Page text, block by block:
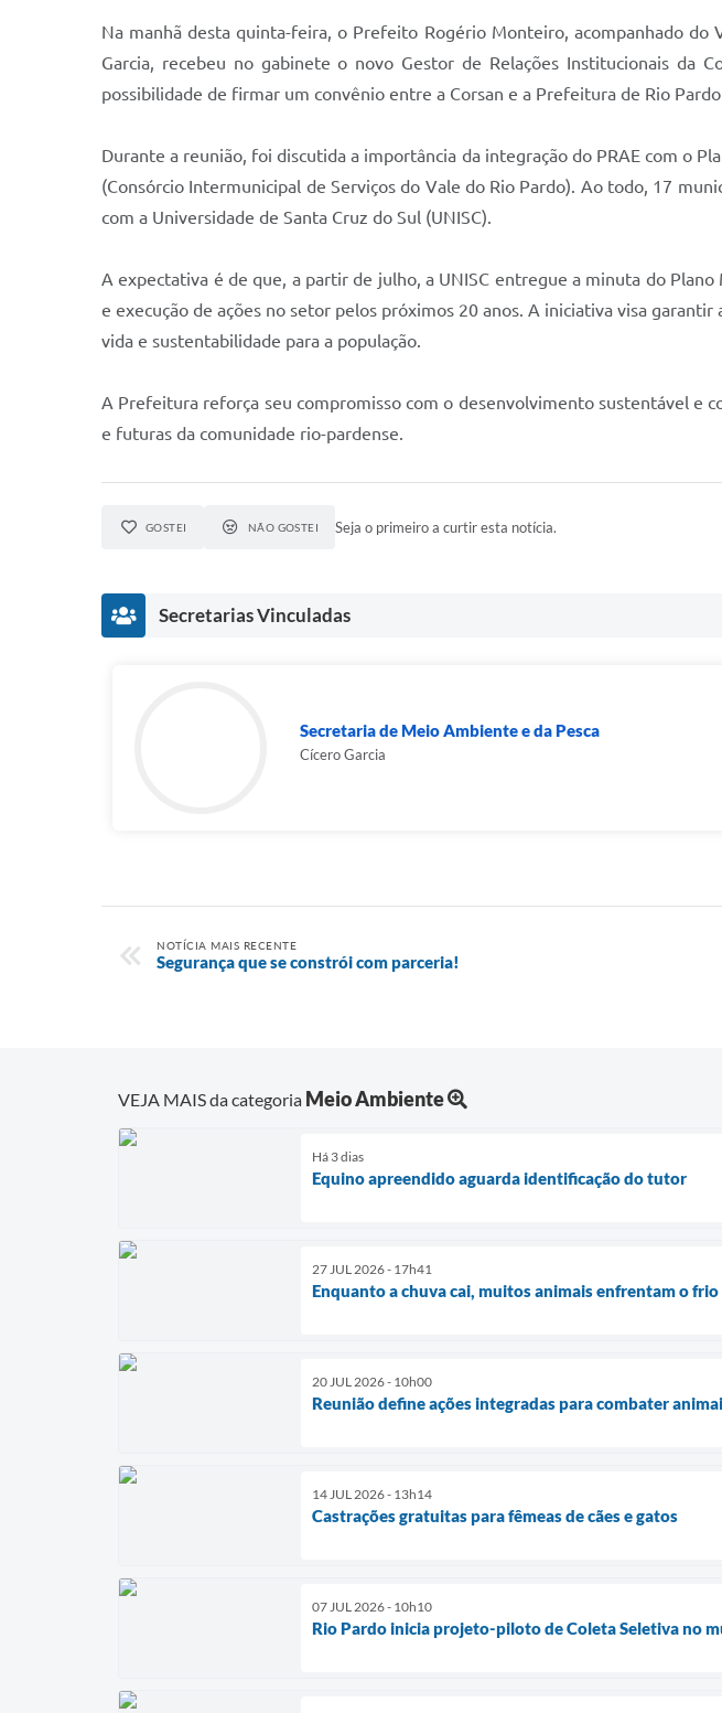
Na manhã desta quinta-feira, o Prefeito Rogério Monteiro, acompanhado
Garcia, recebeu no gabinete o novo Gestor de Relações Institucionais da
possibilidade de firmar um convênio entre a Corsan e a Prefeitura de Rio
Durante a reunião, foi discutida a importância da integração do PRAE com o
(Consórcio Intermunicipal de Serviços do Vale do Rio Pardo). Ao todo, 17
com a Universidade de Santa Cruz do Sul (UNISC).
A expectativa é de que, a partir de julho, a UNISC entregue a minuta do
e execução de ações no setor pelos próximos 20 anos. A iniciativa visa
vida e sustentabilidade para a população.
A Prefeitura reforça seu compromisso com o desenvolvimento sustentável e
e futuras da comunidade rio-pardense.
GOSTEI NÃO GOSTEI Seja o primeiro a curtir esta notícia.
Secretarias Vinculadas
Secretaria de Meio Ambiente e da Pesca
Cícero Garcia
NOTÍCIA MAIS RECENTE
Segurança que se constrói com parceria!
VEJA MAIS da categoria Meio Ambiente
Há 3 dias
Equino apreendido aguarda identificação do tutor
27 JUL 2026 - 17h41
Enquanto a chuva cai, muitos animais enfrentam o frio
20 JUL 2026 - 10h00
Reunião define ações integradas para combater
14 JUL 2026 - 13h14
Castrações gratuitas para fêmeas de cães e gatos
07 JUL 2026 - 10h10
Rio Pardo inicia projeto-piloto de Coleta Seletiva no